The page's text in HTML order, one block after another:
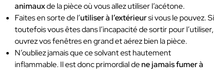
animauxde la pièce où vous allez utiliser l’acétone.
Faites en sorte de l’utiliser à l’extérieursi vous le pouvez. Si
toutefois vous êtes dans l’incapacité de sortir pour l’utiliser,
ouvrez vos fenêtres en grand et aérez bien la pièce.
N’oubliez jamais que ce solvant est hautement
inflammable. Il est donc primordial dene jamais fumer à